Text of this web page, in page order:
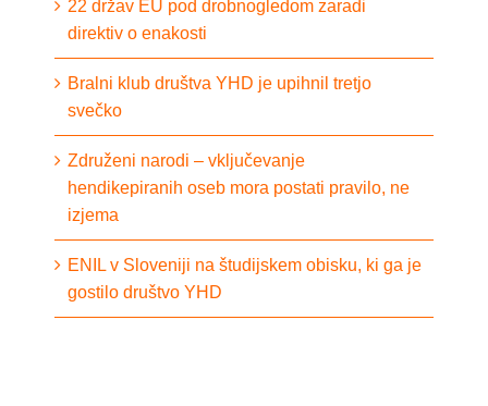
22 držav EU pod drobnogledom zaradi
direktiv o enakosti
Bralni klub društva YHD je upihnil tretjo
svečko
Združeni narodi – vključevanje
hendikepiranih oseb mora postati pravilo, ne
izjema
ENIL v Sloveniji na študijskem obisku, ki ga je
gostilo društvo YHD